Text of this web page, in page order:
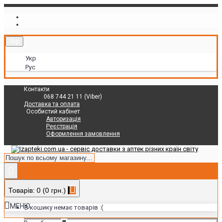
Укр
Рус
Контакти
068 744 21 11 (Viber)
Доставка та оплата
Особистий кабінет
Авторизація
Реєстрація
Оформлення замовлення
Товарів: 0 (0 грн.)
В кошику немає товарів :(
МЕНЮ